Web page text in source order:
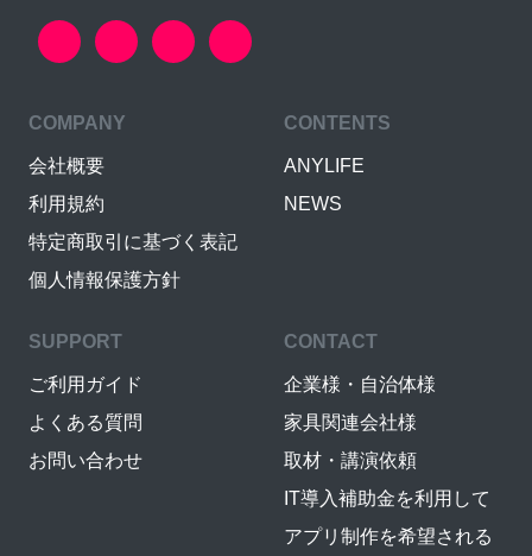
COMPANY
会社概要
利用規約
特定商取引に基づく表記
個人情報保護方針
CONTENTS
ANYLIFE
NEWS
SUPPORT
ご利用ガイド
よくある質問
お問い合わせ
CONTACT
企業様・自治体様
家具関連会社様
取材・講演依頼
IT導入補助金を利用して
アプリ制作を希望される